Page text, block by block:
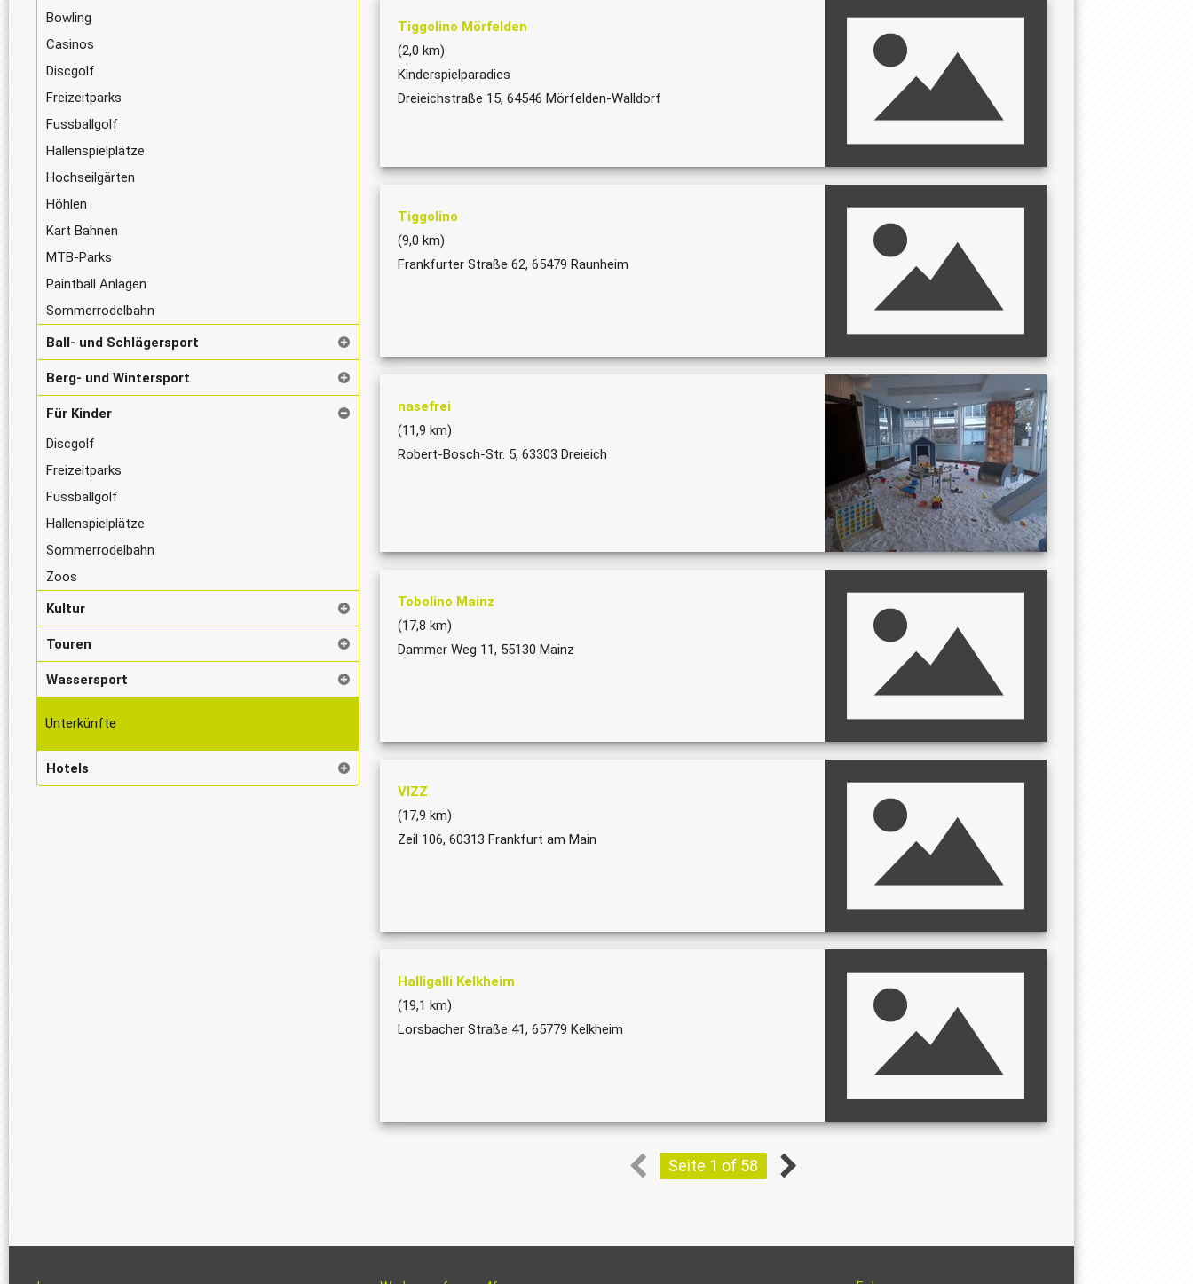
Bowling
Casinos
Discgolf
Freizeitparks
Fussballgolf
Hallenspielplätze
Hochseilgärten
Höhlen
Kart Bahnen
MTB-Parks
Paintball Anlagen
Sommerrodelbahn
Ball- und Schlägersport
Berg- und Wintersport
Für Kinder
Discgolf
Freizeitparks
Fussballgolf
Hallenspielplätze
Sommerrodelbahn
Zoos
Kultur
Touren
Wassersport
Unterkünfte
Hotels
Tiggolino Mörfelden
(2,0 km)
Kinderspielparadies
Dreieichstraße 15, 64546 Mörfelden-Walldorf
Tiggolino
(9,0 km)
Frankfurter Straße 62, 65479 Raunheim
nasefrei
(11,9 km)
Robert-Bosch-Str. 5, 63303 Dreieich
Tobolino Mainz
(17,8 km)
Dammer Weg 11, 55130 Mainz
VIZZ
(17,9 km)
Zeil 106, 60313 Frankfurt am Main
Halligalli Kelkheim
(19,1 km)
Lorsbacher Straße 41, 65779 Kelkheim
Seite 1 of 58